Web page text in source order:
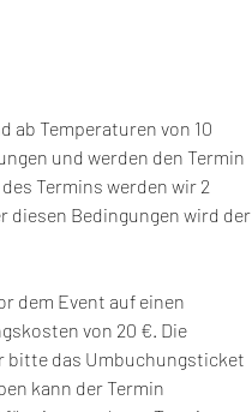
ab Temperaturen von 10
und werden den Termin
Termins werden wir 2
diesen Bedingungen wird der
dem Event auf einen
von 20 €. Die
bitte das Umbuchungsticket
kann der Termin